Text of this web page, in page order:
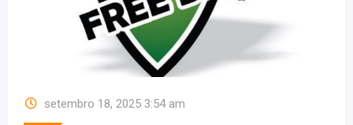
setembro 18, 2025 3:54 am